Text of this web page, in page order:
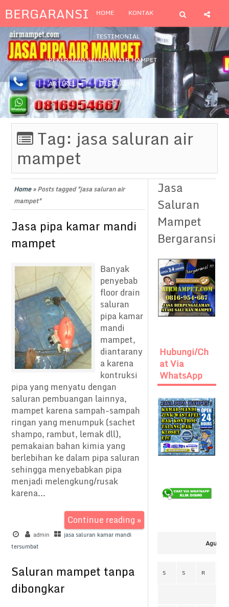
BERGARANSI HOME KONTAK
TESTIMONIAL
PEKERJAAN SALURAN AIR MAMPET
ARTIKEL DISCLAIMER
Tag:jasa saluran air
mampet
Home»Posts tagged "jasa saluran air
mampet"
Jasa pipa kamar mandi
mampet
Banyak
penyebab
floor drain
saluran
pipa kamar
mandi
mampet,
diantarany
a karena
kontruksi
pipa yang menyatu dengan
saluran pembuangan lainnya,
mampet karena sampah-sampah
ringan yang menumpuk (sachet
shampo, rambut, lemak dll),
pemakaian bahan kimia yang
berlebihan ke dalam pipa saluran
sehingga menyebabkan pipa
menjadi melengkung/rusak
karena...
Continue reading »
admin
jasa saluran kamar mandi
tersumbat
Saluran mampet tanpa
dibongkar
Jasa
Saluran
Mampet
Bergaransi
Hubungi/Ch
At Via
WhatsApp
S S R